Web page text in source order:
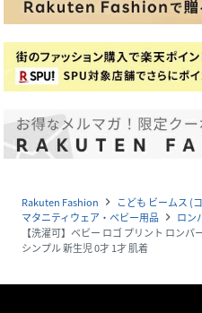
Rakuten Fashion navigate_next こども ビームス (
マタニティウェア・ベビー用品 navigate_next ロン
【洗濯可】ベビー ロゴ プリント ロン
シンプル 新生児 0才 1才 肌着